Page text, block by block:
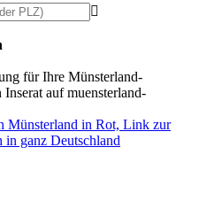

für Ihre Münsterland-
auf muensterland-